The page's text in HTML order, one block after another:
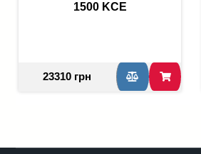
1500 KCE
23310 грн